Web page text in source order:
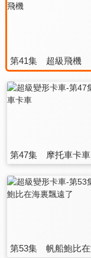
第41集 超級飛機
第47集 摩托車卡車